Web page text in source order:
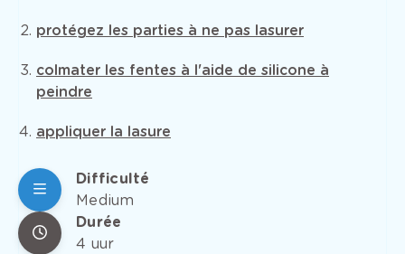
protégez les parties à ne pas lasurer
colmater les fentes à l'aide de silicone à
peindre
appliquer la lasure
Difficulté
Medium
Durée
4 uur